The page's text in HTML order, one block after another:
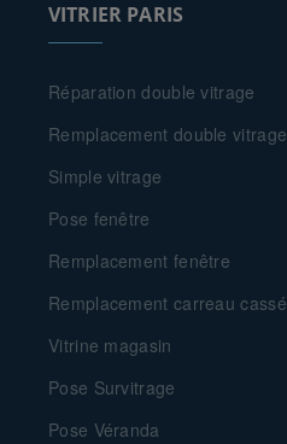
VITRIER PARIS
Réparation double vitrage
Remplacement double vitrage
Simple vitrage
Pose fenêtre
Remplacement fenêtre
Remplacement carreau cassé
Vitrine magasin
Pose Survitrage
Pose Véranda